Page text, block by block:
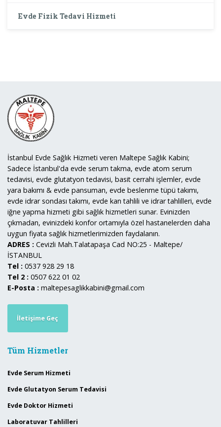
Evde Fizik Tedavi Hizmeti
İstanbul Evde Sağlık Hizmeti veren Maltepe Sağlık Kabini;
Sadece İstanbul'da evde serum takma, evde atom serum
tedavisi, evde glutatyon tedavisi, basit cerrahi işlemler, evde
yara bakımı & evde pansuman, evde beslenme tüpü takımı,
evde idrar sondası takımı, evde kan tahlili ve idrar tahlilleri, evde
iğne yapma hizmeti gibi sağlık hizmetleri sunar. Evinizden
çıkmadan, evinizdeki konfor ortamıyla özel hastanelerden daha
uygun fiyata sağlık hizmetlerimizden faydalanın.
ADRES : Cevizli Mah.Talatapaşa Cad NO:25 - Maltepe/
İSTANBUL
Tel : 0537 928 29 18
Tel 2 : 0507 622 01 02
E-Posta : maltepesaglikkabini@gmail.com
İletişime Geç
Tüm Hizmetler
Evde Serum Hizmeti
Evde Glutatyon Serum Tedavisi
Evde Doktor Hizmeti
Laboratuvar Tahlilleri